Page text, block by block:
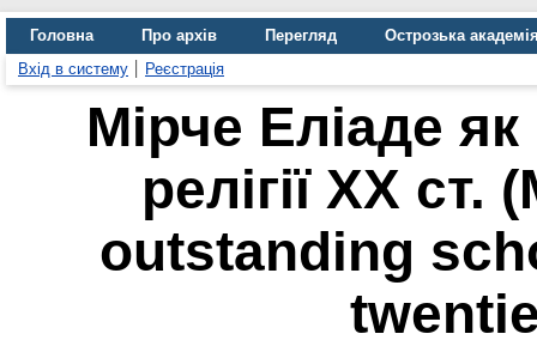
Головна Про архів Перегляд
Острозька
Вхід в систему
Реєстрація
Мірче Еліаде
релігії ХХ
outstanding